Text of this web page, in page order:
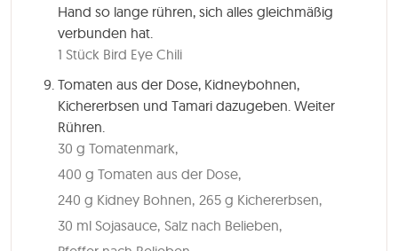
Hand so lange rühren, sich alles gleichmäßig
verbunden hat.
1 Stück Bird Eye Chili
Tomaten aus der Dose, Kidneybohnen,
Kichererbsen und Tamari dazugeben. Weiter
Rühren.
30 g Tomatenmark,
400 g Tomaten aus der Dose,
240 g Kidney Bohnen, 265 g Kichererbsen,
30 ml Sojasauce, Salz nach Belieben,